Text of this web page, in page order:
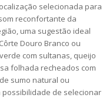
selecionada para
reconfortante da
uma sugestão ideal
Douro Branco ou
com sultanas, queijo
folhada recheados com
sumo natural ou
possibilidade de selecionar